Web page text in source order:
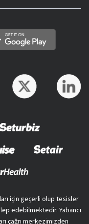
için geçerli olup tesisler
edebilmektedir. Yabancı
çağrı merkezimizden